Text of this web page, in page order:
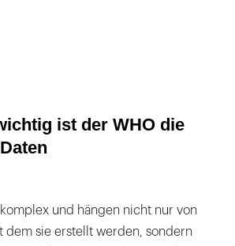
ist der WHO die
und hängen nicht nur von
dem sie erstellt werden, sondern